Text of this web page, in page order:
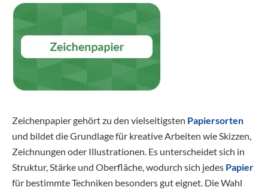
Zeichenpapier gehört zu den vielseitigsten Papiersorten
und bildet die Grundlage für kreative Arbeiten wie Skizzen,
Zeichnungen oder Illustrationen. Es unterscheidet sich in
Struktur, Stärke und Oberfläche, wodurch sich jedes Papier
für bestimmte Techniken besonders gut eignet. Die Wahl